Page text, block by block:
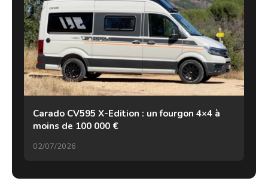
Carado CV595 X-Edition : un fourgon 4×4 à
moins de 100 000 €
02/07/2026